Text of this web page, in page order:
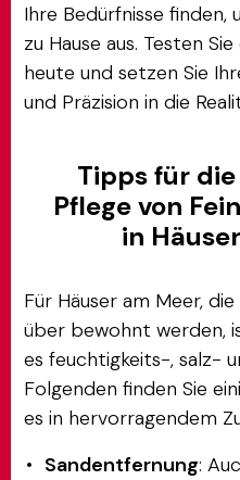
Ihre Bedürfnisse finden,
zu Hause aus. Testen
heute und setzen Sie
und Präzision in die
Tipps für
Pflege von
in
Für Häuser am Meer,
über bewohnt werden,
es feuchtigkeits-, salz-
Folgenden finden Sie
es in hervorragendem
Sandentfernung: